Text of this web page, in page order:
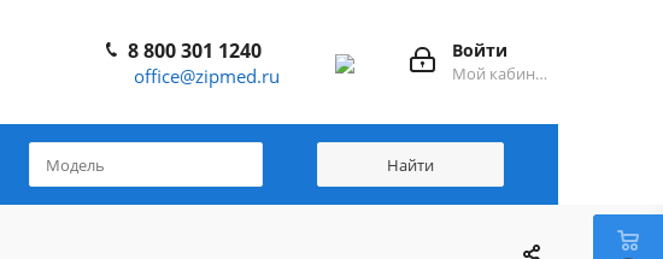
Войти
Мой кабинет
8 800 301 1240
office@zipmed.ru